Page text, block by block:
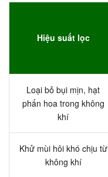
Hiệu suất lọc
Loại bỏ bụi mịn, hạt
phấn hoa trong không
khí
Khử mùi hôi khó chịu từ
không khí